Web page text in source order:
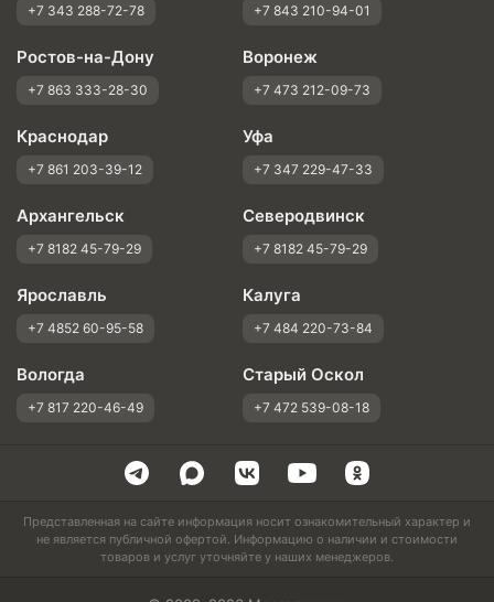
+7 343 288-72-78 +7 843 210-94-01
Ростов-на-Дону
+7 863 333-28-30
Воронеж
+7 473 212-09-73
Краснодар
+7 861 203-39-12
Уфа
+7 347 229-47-33
Архангельск
+7 8182 45-79-29
Северодвинск
+7 8182 45-79-29
Ярославль
+7 4852 60-95-58
Калуга
+7 484 220-73-84
Вологда
+7 817 220-46-49
Старый Оскол
+7 472 539-08-18
Представленная на сайте информация носит ознакомительный характер и
не является публичной офертой. Информацию о наличии и стоимости
товаров и услуг уточняйте у наших менеджеров.